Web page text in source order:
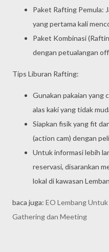
Paket Rafting Pemula:
yang pertama kali
Paket Kombinasi
dengan petualangan
Tips Liburan Rafting:
Gunakan pakaian yang
alas kaki yang tidak
Siapkan fisik yang fit
(action cam) dengan
Untuk informasi lebih
reservasi, disarankan
lokal di kawasan
baca juga: EO Lembang
Gathering dan Meeting